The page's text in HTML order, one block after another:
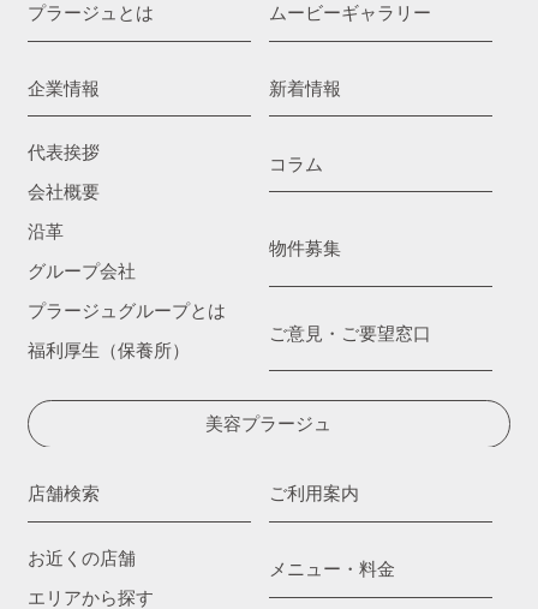
プラージュとは
企業情報
代表挨拶
会社概要
沿革
グループ会社
プラージュグループとは
福利厚生（保養所）
ムービーギャラリー
新着情報
コラム
物件募集
ご意見・ご要望窓口
美容プラージュ
店舗検索
お近くの店舗
エリアから探す
ご利用案内
メニュー・料金